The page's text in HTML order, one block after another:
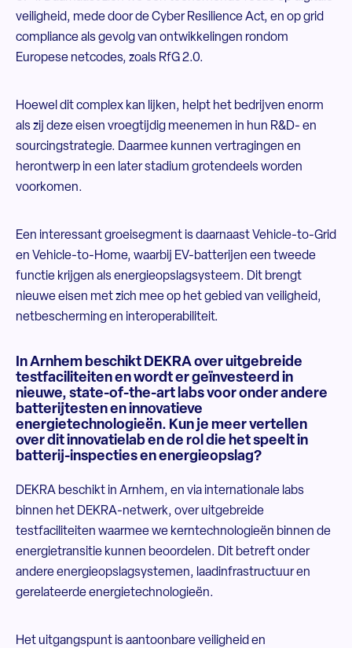
veiligheid, mede door de Cyber Resilience Act, en op grid
compliance als gevolg van ontwikkelingen rondom
Europese netcodes, zoals RfG 2.0.
Hoewel dit complex kan lijken, helpt het bedrijven enorm
als zij deze eisen vroegtijdig meenemen in hun R&D- en
sourcingstrategie. Daarmee kunnen vertragingen en
herontwerp in een later stadium grotendeels worden
voorkomen.
Een interessant groeisegment is daarnaast Vehicle-to-Grid
en Vehicle-to-Home, waarbij EV-batterijen een tweede
functie krijgen als energieopslagsysteem. Dit brengt
nieuwe eisen met zich mee op het gebied van veiligheid,
netbescherming en interoperabiliteit.
In Arnhem beschikt DEKRA over uitgebreide
testfaciliteiten en wordt er geïnvesteerd in
nieuwe, state-of-the-art labs voor onder andere
batterijtesten en innovatieve
energietechnologieën. Kun je meer vertellen
over dit innovatielab en de rol die het speelt in
batterij-inspecties en energieopslag?
DEKRA beschikt in Arnhem, en via internationale labs
binnen het DEKRA-netwerk, over uitgebreide
testfaciliteiten waarmee we kerntechnologieën binnen de
energietransitie kunnen beoordelen. Dit betreft onder
andere energieopslagsystemen, laadinfrastructuur en
gerelateerde energietechnologieën.
Het uitgangspunt is aantoonbare veiligheid en